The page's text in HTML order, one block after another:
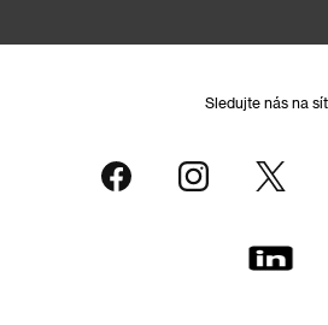
Sledujte nás na